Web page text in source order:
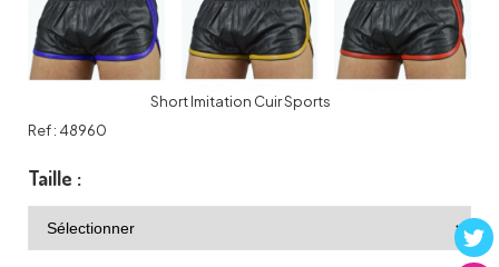
Short Imitation Cuir Sports
Ref : 48960
Taille :